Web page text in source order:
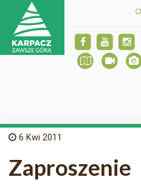
6 Kwi 2011
Zaproszenie